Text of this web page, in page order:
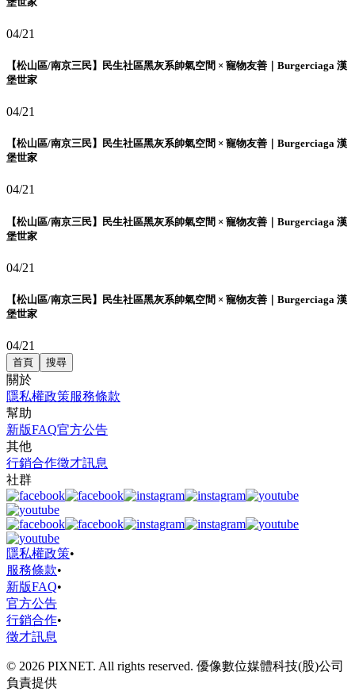
04/21
【松山區/南京三民】民生社區黑灰系帥氣空間 × 寵物友善｜Burgerciaga 漢
堡世家
04/21
【松山區/南京三民】民生社區黑灰系帥氣空間 × 寵物友善｜Burgerciaga 漢
堡世家
04/21
【松山區/南京三民】民生社區黑灰系帥氣空間 × 寵物友善｜Burgerciaga 漢
堡世家
04/21
【松山區/南京三民】民生社區黑灰系帥氣空間 × 寵物友善｜Burgerciaga 漢
堡世家
04/21
首頁 搜尋
關於
隱私權政策服務條款
幫助
新版FAQ官方公告
其他
行銷合作徵才訊息
社群
隱私權政策•
服務條款•
新版FAQ•
官方公告
行銷合作•
徵才訊息
© 2026 PIXNET. All rights reserved. 優像數位媒體科技(股)公司
負責提供